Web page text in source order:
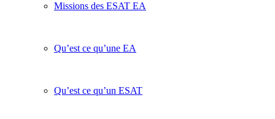
Missions des ESAT EA
Qu’est ce qu’une EA
Qu’est ce qu’un ESAT